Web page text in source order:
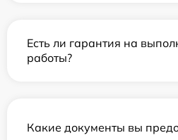
Есть ли гарантия на
работы?
Какие документы вы